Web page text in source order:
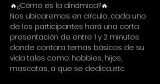
🔥¿Cómo es la dinámica?🔥
Nos ubicaremos en circulo, cada uno
de los participantes hará una corta
presentación de entre 1 y 2 minutos
donde contara temas básicos de su
vida tales como: hobbies, hijos,
mascotas, a que se dedica...etc